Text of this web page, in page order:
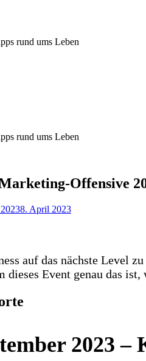
rund ums Leben
rund ums Leben
Offensive
8. April 2023
auf das nächste Level
Event genau das ist,
2023